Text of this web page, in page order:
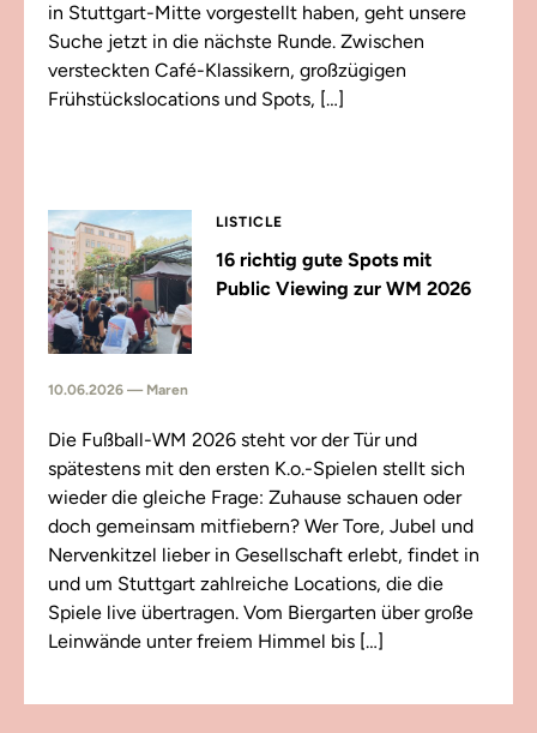
in Stuttgart-Mitte vorgestellt haben, geht unsere
Suche jetzt in die nächste Runde. Zwischen
versteckten Café-Klassikern, großzügigen
Frühstückslocations und Spots, […]
LISTICLE
16 richtig gute Spots mit
Public Viewing zur WM 2026
10.06.2026 — Maren
Die Fußball-WM 2026 steht vor der Tür und
spätestens mit den ersten K.o.-Spielen stellt sich
wieder die gleiche Frage: Zuhause schauen oder
doch gemeinsam mitfiebern? Wer Tore, Jubel und
Nervenkitzel lieber in Gesellschaft erlebt, findet in
und um Stuttgart zahlreiche Locations, die die
Spiele live übertragen. Vom Biergarten über große
Leinwände unter freiem Himmel bis […]